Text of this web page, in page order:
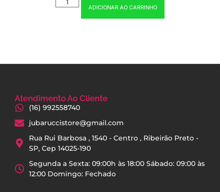
ADICIONAR AO CARRINHO
Atendimento Ao Cliente
(16) 992558740
jubaruccistore@gmail.com
Rua Rui Barbosa , 1540 - Centro , Ribeirão Preto -
SP, Cep 14025-190
Segunda a Sexta: 09:00h às 18:00 Sábado: 09:00 às
12:00 Domingo: Fechado